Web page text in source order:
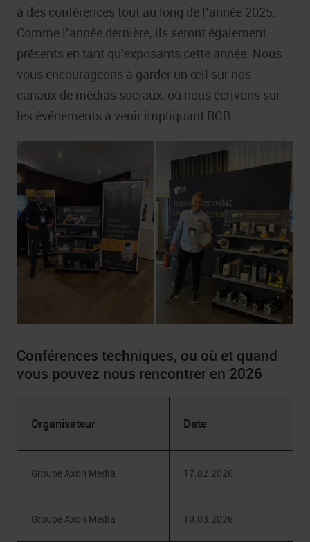
à des conférences tout au long de l’année 2025.
Comme l’année dernière, ils seront également
présents en tant qu’exposants cette année. Nous
vous encourageons à garder un œil sur nos
canaux de médias sociaux, où nous écrivons sur
les événements à venir impliquant RGB.
Conférences techniques, ou où et quand
vous pouvez nous rencontrer en 2026
Organisateur Date
Groupe Axon Media 17.02.2026
Groupe Axon Media 19.03.2026